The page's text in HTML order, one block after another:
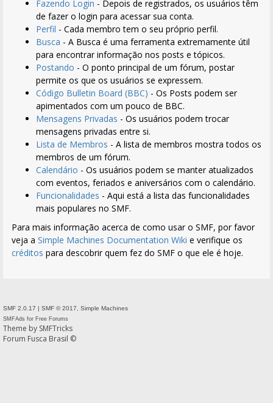
Fazendo Login - Depois de registrados, os usuários têm
de fazer o login para acessar sua conta.
Perfil - Cada membro tem o seu próprio perfil.
Busca - A Busca é uma ferramenta extremamente útil
para encontrar informação nos posts e tópicos.
Postando - O ponto principal de um fórum, postar
permite os que os usuários se expressem.
Código Bulletin Board (BBC) - Os Posts podem ser
apimentados com um pouco de BBC.
Mensagens Privadas - Os usuários podem trocar
mensagens privadas entre si.
Lista de Membros - A lista de membros mostra todos os
membros de um fórum.
Calendário - Os usuários podem se manter atualizados
com eventos, feriados e aniversários com o calendário.
Funcionalidades - Aqui está a lista das funcionalidades
mais populares no SMF.
Para mais informação acerca de como usar o SMF, por favor
veja a Simple Machines Documentation Wiki e verifique os
créditos para descobrir quem fez do SMF o que ele é hoje.
SMF 2.0.17 | SMF © 2017 Simple Machines
SMFAds for Free Forums
Theme by SMFTricks
Forum Fusca Brasil ©